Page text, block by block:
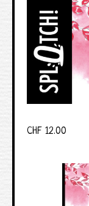
CHF 12.00